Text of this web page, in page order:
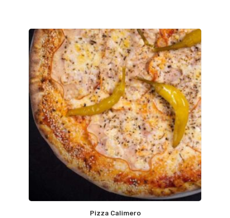
Pizza Calimero